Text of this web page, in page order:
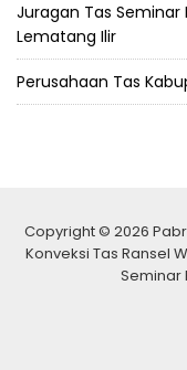
Juragan Tas Seminar
Lematang Ilir
Perusahaan Tas
Copyright © 2026
Konveksi Tas Ransel
Seminar